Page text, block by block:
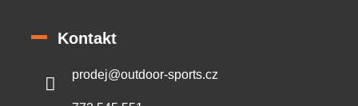
Kontakt
prodej@outdoor-sports.cz